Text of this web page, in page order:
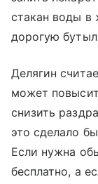
стакан воды в
дорогую
Делягин
может
снизить
это сделало
Если нужна
бесплатно, а